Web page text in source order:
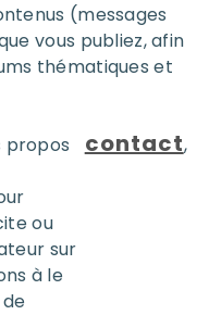
(messages
vous publiez, afin
thématiques et
propos
ou
sur
à le
contact,